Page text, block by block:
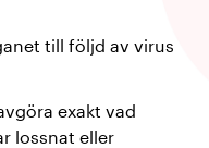
till följd av virus
exakt vad
lossnat eller